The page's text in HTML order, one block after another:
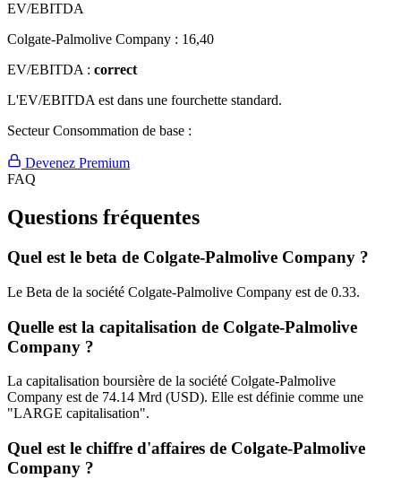
EV/EBITDA
Colgate-Palmolive Company : 16,40
EV/EBITDA : correct
L'EV/EBITDA est dans une fourchette standard.
Secteur Consommation de base :
Devenez Premium
FAQ
Questions fréquentes
Quel est le beta de Colgate-Palmolive Company ?
Le Beta de la société Colgate-Palmolive Company est de 0.33.
Quelle est la capitalisation de Colgate-Palmolive
Company ?
La capitalisation boursière de la société Colgate-Palmolive
Company est de 74.14 Mrd (USD). Elle est définie comme une
"LARGE capitalisation".
Quel est le chiffre d'affaires de Colgate-Palmolive
Company ?